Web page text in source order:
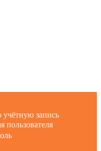
запись
пользователя